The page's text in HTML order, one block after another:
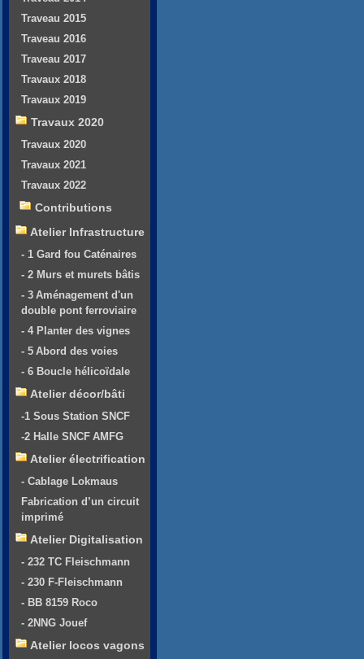
Traveau 2015
Traveau 2016
Traveau 2017
Travaux 2018
Travaux 2019
Travaux 2020
Travaux 2020
Travaux 2021
Travaux 2022
Contributions
Atelier Infrastructure
- 1 Gard fou Caténaires
- 2 Murs et murets bâtis
- 3 Aménagement d'un
double pont ferroviaire
- 4 Planter des vignes
- 5 Abord des voies
- 6 Boucle hélicoïdale
Atelier décor/bâti
-1 Sous Station SNCF
-2 Halle SNCF AMFG
Atelier électrification
- Cablage Lokmaus
Fabrication d’un circuit
imprimé
Atelier Digitalisation
- 232 TC Fleischmann
- 230 F-Fleischmann
- BB 8159 Roco
- 2NNG Jouef
Atelier locos vagons